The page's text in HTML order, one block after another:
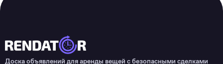
Доска объявлений для аренды вещей с безопасными сделками